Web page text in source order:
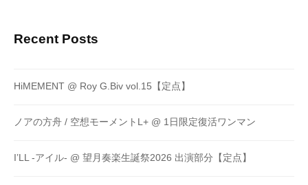
Recent Posts
HiMEMENT @ Roy G.Biv vol.15【定点】
ノアの方舟 / 空想モーメントL+ @ 1日限定復活ワンマン
I’LL -アイル- @ 望月奏楽生誕祭2026 出演部分【定点】